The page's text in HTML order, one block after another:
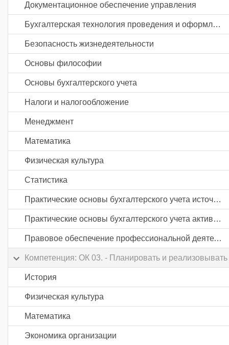
Документационное обеспечение управления
Бухгалтерская технология проведения и оформления инвентаризации
Безопасность жизнедеятельности
Основы философии
Основы бухгалтерского учета
Налоги и налогообложение
Менеджмент
Математика
Физическая культура
Статистика
Практические основы бухгалтерского учета источников формирования активов организации
Практические основы бухгалтерского учета активов организации
Правовое обеспечение профессиональной деятельности
Компетенция: ОК 03. - Планировать и
История
Физическая культура
Математика
Экономика организации